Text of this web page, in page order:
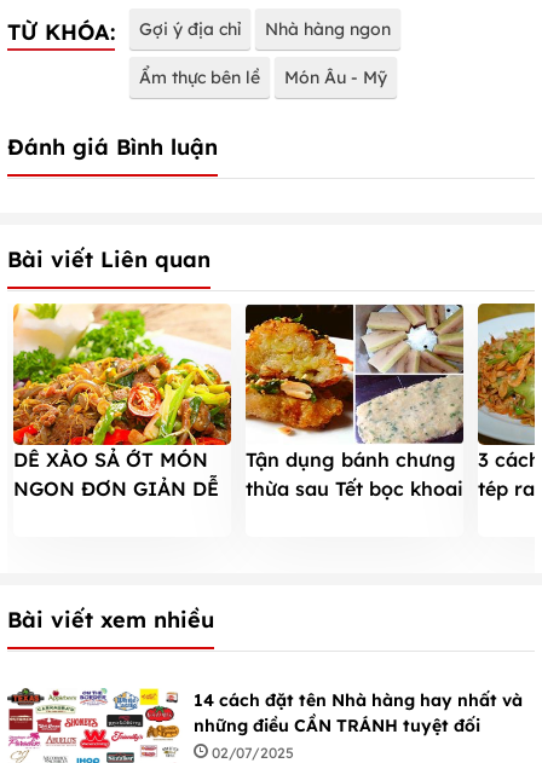
TỪ KHÓA: Gợi ý địa chỉ Nhà hàng ngon
Ẩm thực bên lề Món Âu - Mỹ
Đánh giá Bình luận
Bài viết Liên quan
DÊ XÀO SẢ ỚT MÓN
NGON ĐƠN GIẢN DỄ
Tận dụng bánh chưng
thừa sau Tết bọc khoai
3
tép
Bài viết xem nhiều
14 cách đặt tên Nhà hàng hay nhất và
những điều CẦN TRÁNH tuyệt đối
02/07/2025